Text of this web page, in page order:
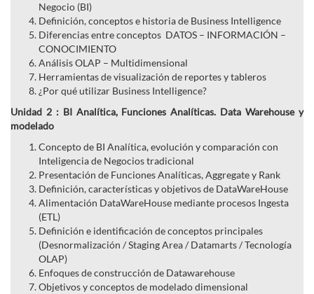
Negocio (BI)
Definición, conceptos e historia de Business Intelligence
Diferencias entre conceptos DATOS – INFORMACIÓN –
CONOCIMIENTO
Análisis OLAP – Multidimensional
Herramientas de visualización de reportes y tableros
¿Por qué utilizar Business Intelligence?
Unidad 2 : BI Analítica, Funciones Analíticas. Data Warehouse y
modelado
Concepto de BI Analítica, evolución y comparación con
Inteligencia de Negocios tradicional
Presentación de Funciones Analíticas, Aggregate y Rank
Definición, características y objetivos de DataWareHouse
Alimentación DataWareHouse mediante procesos Ingesta
(ETL)
Definición e identificación de conceptos principales
(Desnormalización / Staging Area / Datamarts / Tecnología
OLAP)
Enfoques de construcción de Datawarehouse
Objetivos y conceptos de modelado dimensional